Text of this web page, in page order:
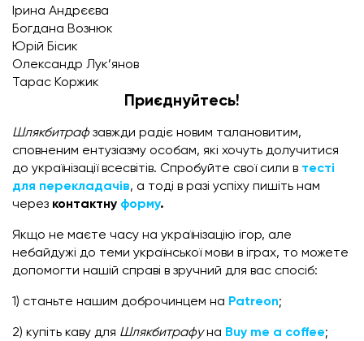
Ірина Андрєєва
Богдана Вознюк
Юрій Бісик
Олександр Лук’янов
Тарас Коржик
Приєднуйтесь!
Шлякбитрафзавжди радіє новим талановитим,
сповненим ентузіазму особам, які хочуть долучитися
до українізації всесвітів. Спробуйте свої сили в тесті
для перекладачів, а тоді в разі успіху пишіть нам
через контактну форму.
Якщо не маєте часу на українізацію ігор, але
небайдужі до теми української мови в іграх, то можете
допомогти нашій справі в зручний для вас спосіб:
1) станьте нашим доброчинцем на Patreon;
2) купіть каву для Шлякбитрафуна Buy me a coffee;